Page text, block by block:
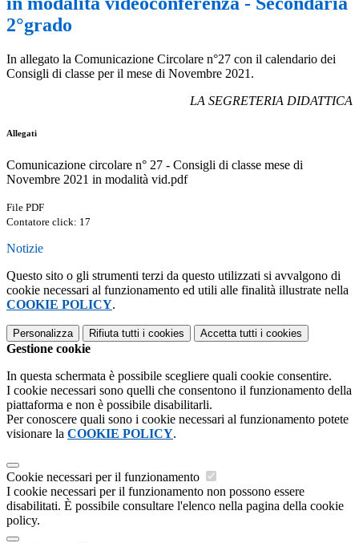
2°grado
In allegato la Comunicazione Circolare n°27 con il calendario dei
Consigli di classe per il mese di Novembre 2021.
LA SEGRETERIA DIDATTICA
Allegati
Comunicazione circolare n° 27 - Consigli di classe mese di
Novembre 2021 in modalità vid.pdf
File PDF
Contatore click: 17
Notizie
Questo sito o gli strumenti terzi da questo utilizzati si avvalgono di
cookie necessari al funzionamento ed utili alle finalità illustrate nella
COOKIE POLICY.
Personalizza Rifiuta tutti i cookies Accetta tutti i cookies
Gestione cookie
In questa schermata è possibile scegliere quali cookie consentire.
I cookie necessari sono quelli che consentono il funzionamento della
piattaforma e non è possibile disabilitarli.
Per conoscere quali sono i cookie necessari al funzionamento potete
visionare la COOKIE POLICY.
Cookie necessari per il funzionamento
I cookie necessari per il funzionamento non possono essere
disabilitati. È possibile consultare l'elenco nella pagina della cookie
policy.